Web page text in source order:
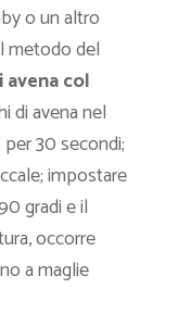
o un altro
metodo del
avena col
di avena nel
30 secondi;
impostare
gradi e il
occorre
a maglie